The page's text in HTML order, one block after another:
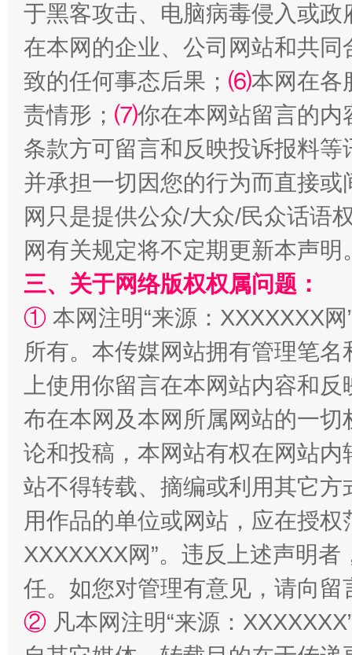
阿坝州三大球赛在茂县开幕 规模
国家大学科技园优化重塑工作
扯下公款旅游的“隐身衣” 如何以
于黑客攻击、电脑病毒侵入或
在本网的企业、公司网站和共
致的任何事态后果； ⑹本网在各
责情形； ⑺你在本网站留言的内
条款方可留言和反映投诉报料
并承担一切因您的行为而直接
网只是提供公众/大众/民众话语
网有关规定将不定期更新本声明
三、关于网络版权权属问题：
① 本网注明“来源：XXXXXXX
所有。本传媒网站拥有管理笔
上使用你留言在本网站内容和
布在本网及本网所属网站的一
论和投稿，本网站有权在网站
站不得转载、摘编或利用其它
用作品的单位或网站，应在授
XXXXXXX网”。违反上述声明
任。如您对管理有意见，请向
② 凡本网注明“来源：